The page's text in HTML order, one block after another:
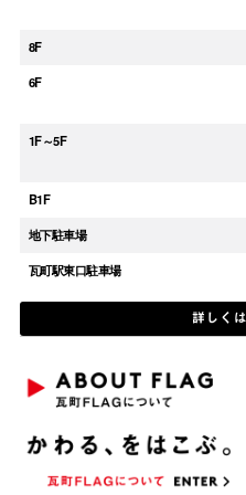
8F
6F
1F～5F
B1F
地下駐車場
瓦町駅東口駐車場